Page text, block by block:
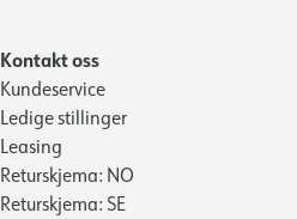
Kontakt oss
Kundeservice
Ledige stillinger
Leasing
Returskjema: NO
Returskjema: SE